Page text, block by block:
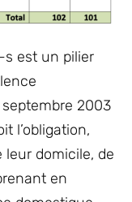
s est un pilier
2003
l’obligation,
leur domicile, de
en